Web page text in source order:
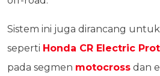
Sistem ini juga dirancang
seperti Honda CR Electric
pada segmen motocross dan